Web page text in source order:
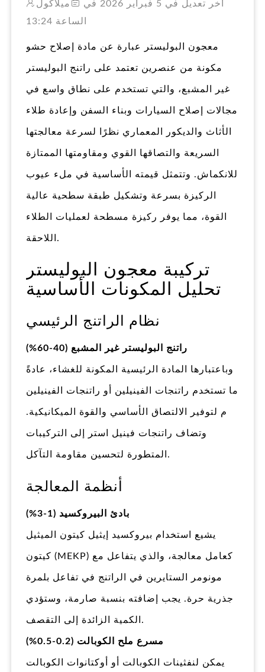
ميلاكول
الساعة 13:24
معجون البوليستر عبارة عن مادة إصلاح حشو
مكونة من عنصرين تعتمد على راتنج البوليستر
غير المشبع، والتي تستخدم على نطاق واسع في
مجالات إصلاح السيارات وبناء السفن وإعادة طلاء
الأثاث والديكور المعماري نظرًا لسرعة معالجتها
السريعة والتصاقها القوي ومقاومتها الممتازة
للانكماش. وتتمثل قيمته الأساسية في ملء عيوب
الركيزة بسرعة وتشكيل طبقة سطحية عالية
القوة، مما يوفر ركيزة مسطحة لعمليات الطلاء
اللاحقة.
تركيبة معجون البوليستر
تحليل المكونات الأساسية
نظام الراتنج الرئيسي
راتنج البوليستر غير المشبع (40-60%)
وباعتبارها المادة الرئيسية المكونة للغشاء، عادةً
ما تستخدم راتنجات الفينيلين أو راتنجات الفينيلين
م لتوفير الالتصاق الأساسي والقوة الميكانيكية.
وتضاف راتنجات فينيل استر إلى التركيبات
المتطورة لتحسين مقاومة التآكل.
أنظمة المعالجة
بادئ البيروكسيد (1-3%)
يشيع استخدام بيروكسيد إيثيل كيتون الميثيل
كيتون (MEKP) كعامل معالجة، والذي يتفاعل مع
مونومر الستايرين في الراتنج في تفاعل بلمرة
جذرية حرة. يجب إضافته بنسبة صارمة، وستؤدي
الكمية الزائدة إلى التقصف.
مسرع ملح الكوبالت (0.2-0.5%)
يمكن لنفثينات الكوبالت أو أوكتانوات الكوبالت